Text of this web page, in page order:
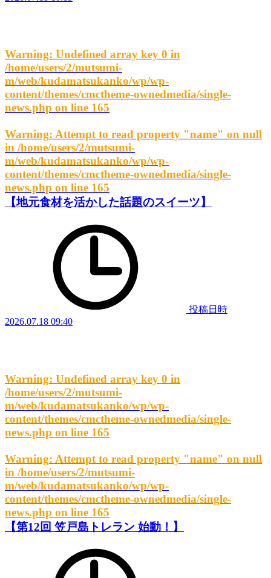
Warning: Undefined array key 0 in
/home/users/2/mutsumi-
m/web/kudamatsukanko/wp/wp-
content/themes/cmctheme-ownedmedia/single-
news.php on line 165
Warning: Attempt to read property "name" on null
in /home/users/2/mutsumi-
m/web/kudamatsukanko/wp/wp-
content/themes/cmctheme-ownedmedia/single-
news.php on line 165
【地元食材を活かした話題のスイーツ】
投稿日時
2026.07.18 09:40
Warning: Undefined array key 0 in
/home/users/2/mutsumi-
m/web/kudamatsukanko/wp/wp-
content/themes/cmctheme-ownedmedia/single-
news.php on line 165
Warning: Attempt to read property "name" on null
in /home/users/2/mutsumi-
m/web/kudamatsukanko/wp/wp-
content/themes/cmctheme-ownedmedia/single-
news.php on line 165
【第12回 笠戸島トレラン 始動！】